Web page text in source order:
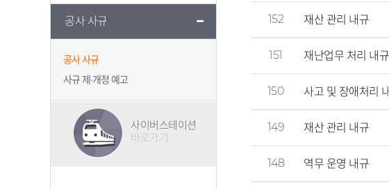
공사 사규
공사 사규
사규 제·개정 예고
사이버스테이션
바로가기
152 재산 관리 내규
151 재난업무 처리 내규
150 사고 및 장애처리
149 재산 관리 내규
148 역무 운영 내규